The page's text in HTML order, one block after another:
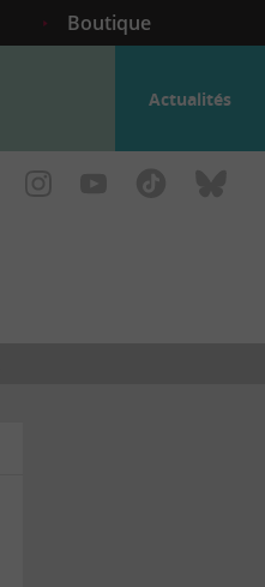
Boutique
Actualités